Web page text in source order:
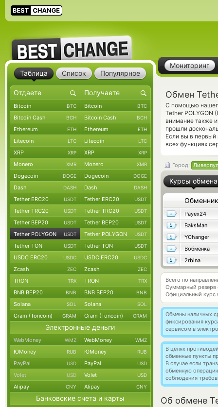
Мониторинг
Обмен
С помощью
Tether POLYGON
внимание также
прошли
Если вы в первый
всех функциях
Город:
Курсы обмена
Обменник
Payex24
BaksMan
YChanger
Вобменка
2rbina
Всего по
Суммарный резерв
Официальный курс
Обмены наличных
фиксирования
сервисом в
В целях
обменные пункты
В случае если
обменную
соблюдения
Об обмене
Таблица Список Популярное
Bitcoin BTC Bitcoin BTC
Bitcoin Cash BCH Bitcoin Cash BCH
Ethereum ETH Ethereum ETH
Litecoin LTC Litecoin LTC
XRP XRP XRP XRP
Monero XMR Monero XMR
Dogecoin DOGE Dogecoin DOGE
Dash DASH Dash DASH
Tether ERC20 USDT Tether ERC20 USDT
Tether TRC20 USDT Tether TRC20 USDT
Tether BEP20 USDT Tether BEP20 USDT
Tether POLYGON USDT Tether POLYGON USDT
Tether TON USDT Tether TON USDT
USDC ERC20 USDC USDC ERC20 USDC
Zcash ZEC Zcash ZEC
TRON TRX TRON TRX
BNB BEP20 BNB BNB BEP20 BNB
Solana SOL Solana SOL
Gram (Toncoin) GRAM Gram (Toncoin) GRAM
Электронные деньги
WebMoney WMZ WebMoney WMZ
ЮMoney RUB ЮMoney RUB
PayPal USD PayPal USD
Volet USD Volet USD
Alipay CNY Alipay CNY
Банковские счета и карты